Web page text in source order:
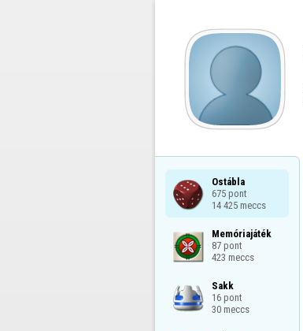
Ostábla
675 pont
14 425 meccs
Memóriajáték
87 pont
423 meccs
Sakk
16 pont
30 meccs